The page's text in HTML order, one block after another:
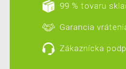
99 % tovaru
Garancia
Zákaznícka